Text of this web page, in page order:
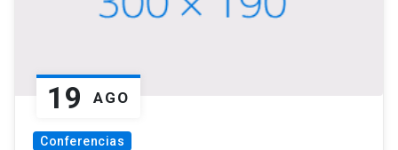
19 AGO
Conferencias